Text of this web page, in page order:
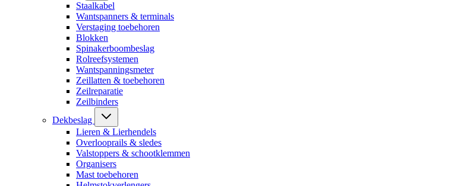
Staalkabel
Wantspanners & terminals
Verstaging toebehoren
Blokken
Spinakerboombeslag
Rolreefsystemen
Wantspanningsmeter
Zeillatten & toebehoren
Zeilreparatie
Zeilbinders
Dekbeslag
Lieren & Lierhendels
Overlooprails & sledes
Valstoppers & schootklemmen
Organisers
Mast toebehoren